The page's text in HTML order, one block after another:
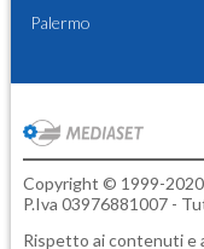
Palermo
Copyright © 1999-2020
P.Iva 03976881007 -
Rispetto ai contenuti e